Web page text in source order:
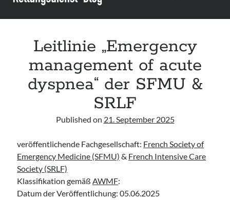
acute respiratory failure“ der Polish Society of Anaesthesiology and
Leitlinie „Behavioural Emergencies in Emergency Departments“ der IFEM
Leitlinie „Management of Acute Upper Gastrointestinal Bleeding in the
Emergency Department“ der IAEM
Leitlinie „Emergency
management of acute
dyspnea“ der SFMU &
SRLF
Published on 21. September 2025
veröffentlichende Fachgesellschaft: French Society of
Emergency Medicine (SFMU) & French Intensive Care
Society (SRLF)
Klassifikation gemäßAWMF:
Datum der Veröffentlichung: 05.06.2025